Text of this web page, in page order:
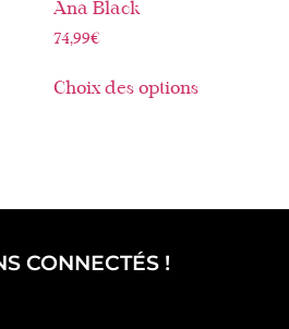
Ana Black
74,99€
Choix des options
CONNECTÉS !